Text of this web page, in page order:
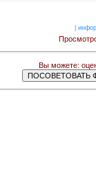
Вы можете: